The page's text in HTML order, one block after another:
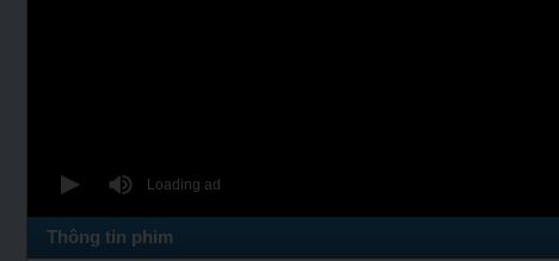
Thông tin phim